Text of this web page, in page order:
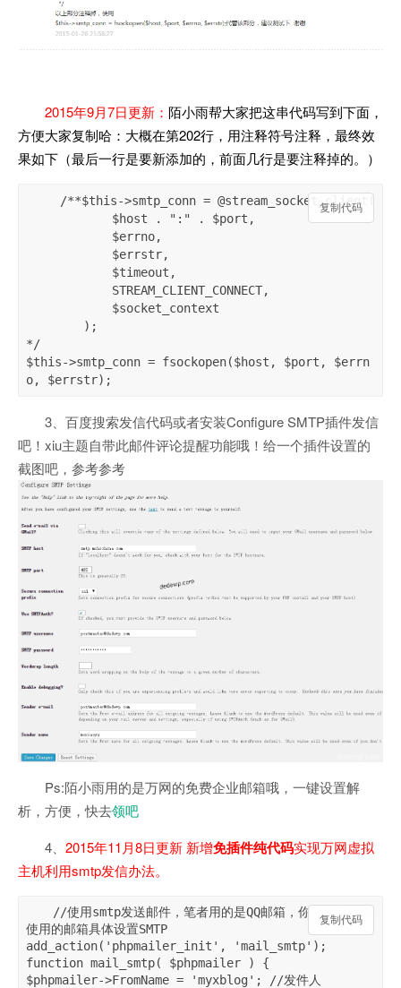
2015年9月7日更新： 陌小雨帮大家把这串代码写到下面，
方便大家复制哈：大概在第202行，用注释符号注释，最终效
果如下（最后一行是要新添加的，前面几行是要注释掉的。）
复制代码
*/
$this->smtp_conn = fsockopen($host, $port, $errn
o, $errstr);
3、百度搜索发信代码或者安装Configure SMTP插件发信
吧！xiu主题自带此邮件评论提醒功能哦！给一个插件设置的
截图吧，参考参考
Ps:陌小雨用的是万网的免费企业邮箱哦，一键设置解
析，方便，快去领吧
4、 2015年11月8日更新 新增免插件纯代码实现万网虚拟
主机利用smtp发信办法。
复制代码
复制代码
//使用smtp发送邮件，笔者用的是QQ邮箱，你可以参照你
使用的邮箱具体设置SMTP
add_action('phpmailer_init', 'mail_smtp');
function mail_smtp( $phpmailer ) {
$phpmailer->FromName = 'myxblog'; //发件人